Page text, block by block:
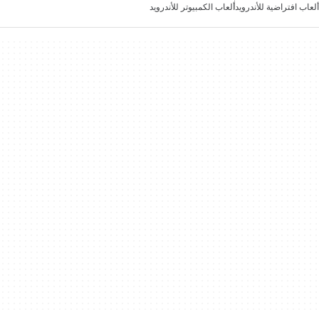
ألعاب افتراضية للأندرويدألعاب الكمبيوتر للأندرويد